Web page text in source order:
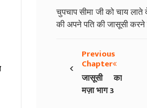
चुपचाप सीमा जी को चाय
की अपने पति की जासूसी करने
‹
Previous
Chapter
जासूसी का
मज़ा भाग 3